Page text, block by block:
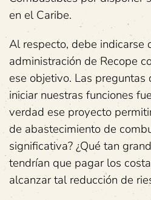
en el Caribe.
Al respecto, debe indicarse
administración de Recope
ese objetivo. Las preguntas
iniciar nuestras funciones
verdad ese proyecto
de abastecimiento de
significativa? ¿Qué tan
tendrían que pagar los
alcanzar tal reducción de